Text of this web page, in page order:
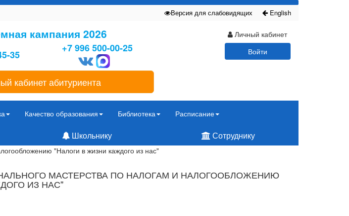
English
Версия для слабовидящих
кампания 2026
35
+7 996 500-00-25
кабинет абитуриента
Личный кабинет
Войти
Качество образования Библиотека Расписание
Школьнику Сотруднику
"Налоги в жизни каждого из нас"
МАСТЕРСТВА ПО НАЛОГАМ И НАЛОГООБЛОЖЕНИЮ
ИЗ НАС"